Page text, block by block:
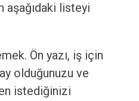
listeyi
Ön yazı, iş için
olduğunuzu ve
istediğinizi